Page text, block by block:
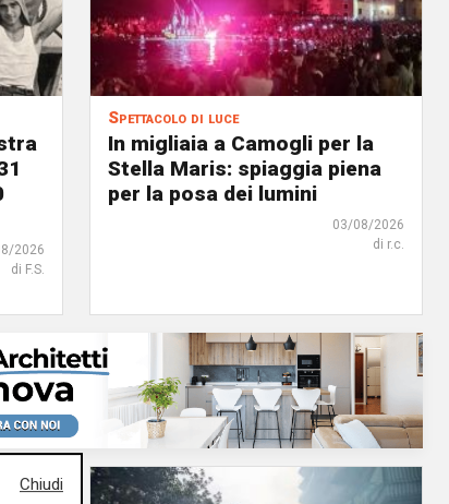
2026
di F.S.
Spettacolo di luce
In migliaia a Camogli per la
Stella Maris: spiaggia piena
per la posa dei lumini
03/08/2026
di r.c.
Chiudi